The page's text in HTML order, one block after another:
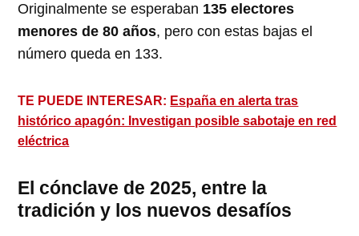
Originalmente se esperaban 135 electores
menores de 80 años, pero con estas bajas el
número queda en 133.
TE PUEDE INTERESAR: España en alerta tras
histórico apagón: Investigan posible sabotaje en red
eléctrica
El cónclave de 2025, entre la
tradición y los nuevos desafíos